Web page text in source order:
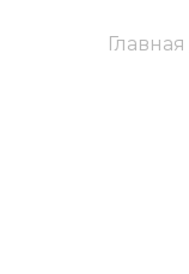
Главная